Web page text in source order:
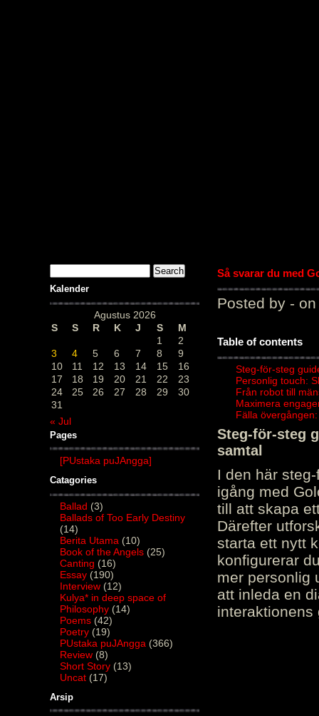
Kalender
Agustus 2026
S
S R K J S
M
1
2
3
4 5 6 7 8
9
10
11 12 13 14 15
16
17
18 19 20 21 22
23
24
25 26 27 28 29
30
31
« Jul
Pages
[PUstaka puJAngga]
Catagories
Ballad (3)
Ballads of Too Early Destiny
(14)
Berita Utama (10)
Book of the Angels (25)
Canting (16)
Essay (190)
Interview (12)
Kulya* in deep space of
Philosophy (14)
Poems (42)
Poetry (19)
PUstaka puJAngga (366)
Review (8)
Short Story (13)
Uncat (17)
Arsip
Så svarar du med
Posted by - on
Table of contents
Steg-för-steg
Personlig touch:
Från robot till
Maximera
Fälla
Steg-för-steg
samtal
I den här
igång med
till att skapa
Därefter
starta ett nytt
konfigurerar
mer personlig
att inleda en
interaktionens